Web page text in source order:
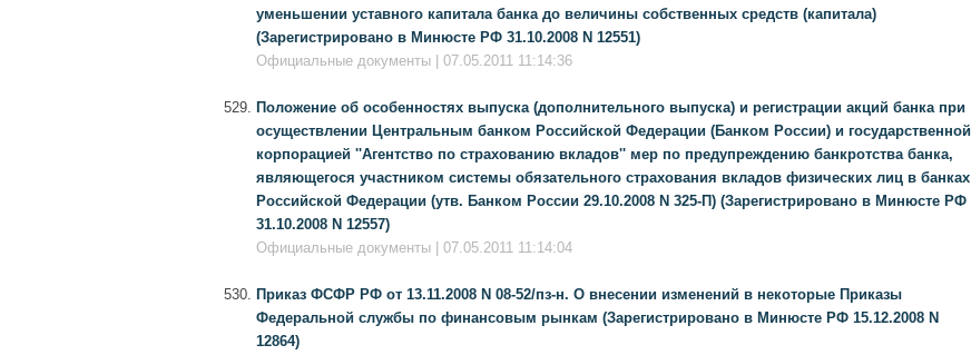
уменьшении уставного капитала банка до величины собственных средств (капитала)
(Зарегистрировано в Минюсте РФ 31.10.2008 N 12551)
Официальные документы | 07.05.2011 11:14:36
Положение об особенностях выпуска (дополнительного выпуска) и регистрации акций банка при
осуществлении Центральным банком Российской Федерации (Банком России) и государственной
корпорацией ''Агентство по страхованию вкладов'' мер по предупреждению банкротства банка,
являющегося участником системы обязательного страхования вкладов физических лиц в банках
Российской Федерации (утв. Банком России 29.10.2008 N 325-П) (Зарегистрировано в Минюсте РФ
31.10.2008 N 12557)
Официальные документы | 07.05.2011 11:14:04
Приказ ФСФР РФ от 13.11.2008 N 08-52/пз-н. О внесении изменений в некоторые Приказы
Федеральной службы по финансовым рынкам (Зарегистрировано в Минюсте РФ 15.12.2008 N
12864)